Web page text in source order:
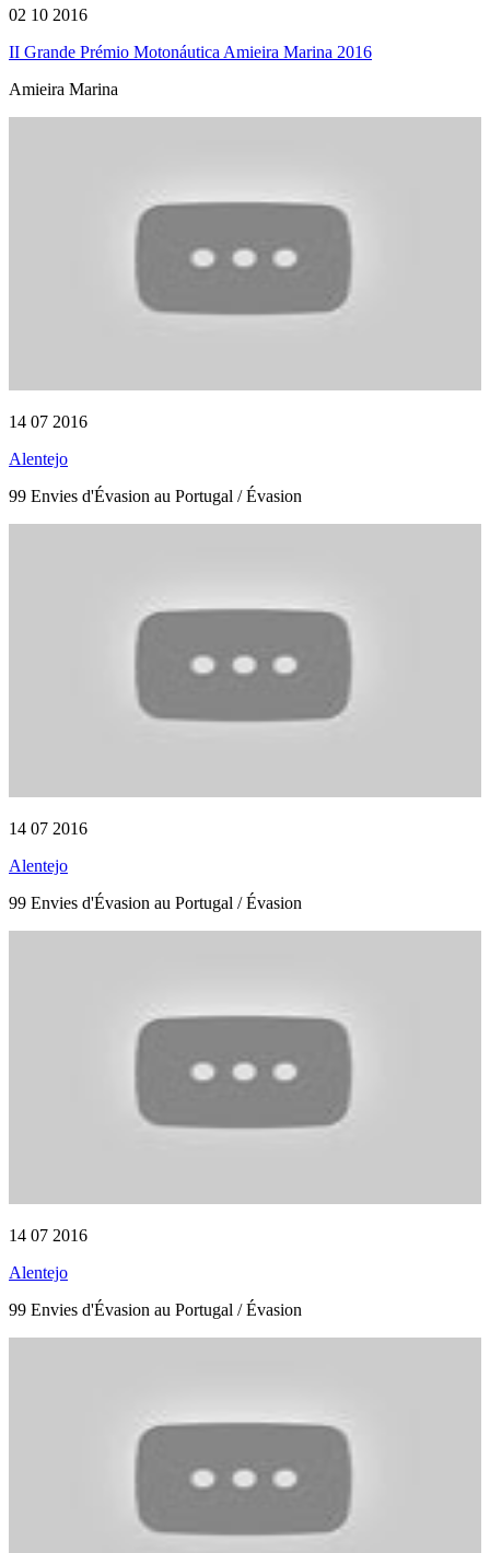
02 10 2016
II Grande Prémio Motonáutica Amieira Marina 2016
Amieira Marina
14 07 2016
Alentejo
99 Envies d'Évasion au Portugal / Évasion
14 07 2016
Alentejo
99 Envies d'Évasion au Portugal / Évasion
14 07 2016
Alentejo
99 Envies d'Évasion au Portugal / Évasion